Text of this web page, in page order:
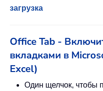
загрузка
Office Tab -
вкладками в
Excel)
Один щелчок, чтобы